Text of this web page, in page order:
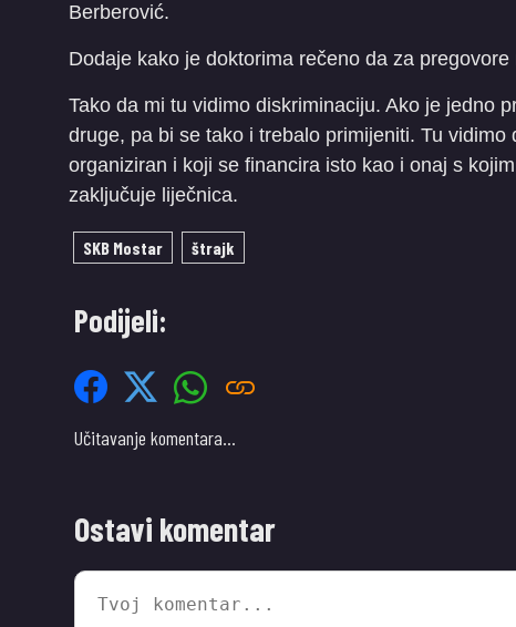
Berberović.
Dodaje kako je doktorima rečeno da za
Tako da mi tu vidimo diskriminaciju. Ako je jedno
druge, pa bi se tako i trebalo primijeniti. Tu
organiziran i koji se financira isto kao i onaj s
zaključuje liječnica.
SKB Mostar štrajk
Podijeli:
Učitavanje komentara…
Ostavi komentar